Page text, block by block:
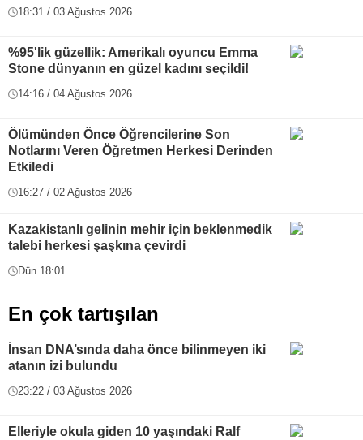
18:31 / 03 Ağustos 2026
%95'lik güzellik: Amerikalı oyuncu Emma
Stone dünyanın en güzel kadını seçildi!
14:16 / 04 Ağustos 2026
Ölümünden Önce Öğrencilerine Son
Notlarını Veren Öğretmen Herkesi Derinden
Etkiledi
16:27 / 02 Ağustos 2026
Kazakistanlı gelinin mehir için beklenmedik
talebi herkesi şaşkına çevirdi
Dün 18:01
En çok tartışılan
İnsan DNA’sında daha önce bilinmeyen iki
atanın izi bulundu
23:22 / 03 Ağustos 2026
Elleriyle okula giden 10 yaşındaki Ralf